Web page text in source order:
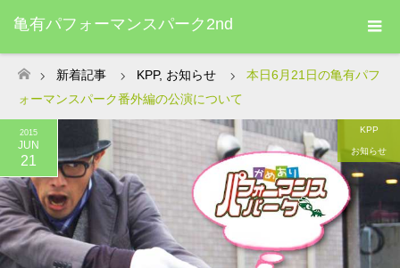
亀有パフォーマンスパーク2nd
ホーム
新着記事 KPP, お知らせ
本日6月21日の亀有パフ
ォーマンスパーク番外編の公演について
2015
JUN
21
KPP
お知らせ